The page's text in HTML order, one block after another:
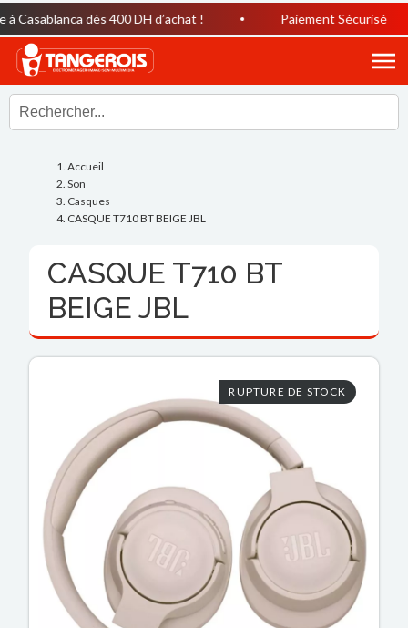
dès 400 DH d’achat ! Paiement Sécurisé
Accueil
Son
Casques
CASQUE T710 BT BEIGE JBL
CASQUE T710 BT
BEIGE JBL
RUPTURE DE STOCK